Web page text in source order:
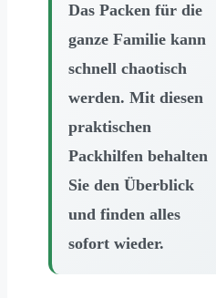
Das Packen für die
ganze Familie kann
schnell chaotisch
werden. Mit diesen
praktischen
Packhilfen behalten
Sie den Überblick
und finden alles
sofort wieder.